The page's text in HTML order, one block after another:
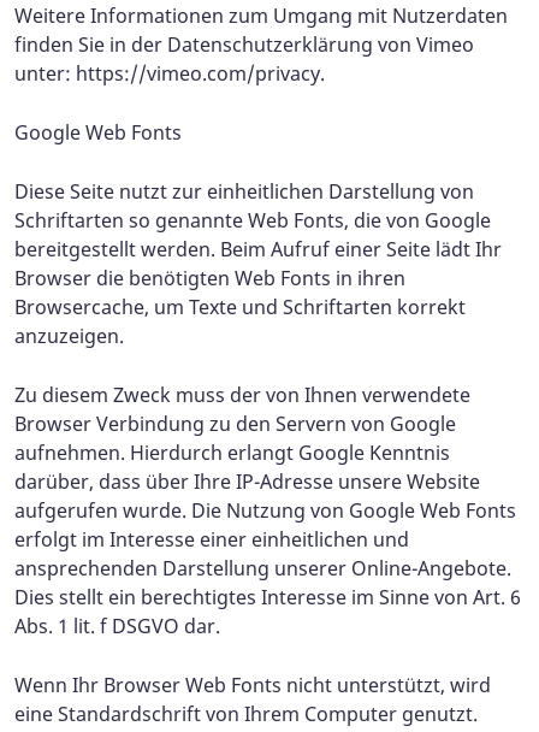
Weitere Informationen zum Umgang mit Nutzerdaten
finden Sie in der Datenschutzerklärung von Vimeo
unter: https://vimeo.com/privacy.
Google Web Fonts
Diese Seite nutzt zur einheitlichen Darstellung von
Schriftarten so genannte Web Fonts, die von Google
bereitgestellt werden. Beim Aufruf einer Seite lädt Ihr
Browser die benötigten Web Fonts in ihren
Browsercache, um Texte und Schriftarten korrekt
anzuzeigen.
Zu diesem Zweck muss der von Ihnen verwendete
Browser Verbindung zu den Servern von Google
aufnehmen. Hierdurch erlangt Google Kenntnis
darüber, dass über Ihre IP-Adresse unsere Website
aufgerufen wurde. Die Nutzung von Google Web Fonts
erfolgt im Interesse einer einheitlichen und
ansprechenden Darstellung unserer Online-Angebote.
Dies stellt ein berechtigtes Interesse im Sinne von Art. 6
Abs. 1 lit. f DSGVO dar.
Wenn Ihr Browser Web Fonts nicht unterstützt, wird
eine Standardschrift von Ihrem Computer genutzt.